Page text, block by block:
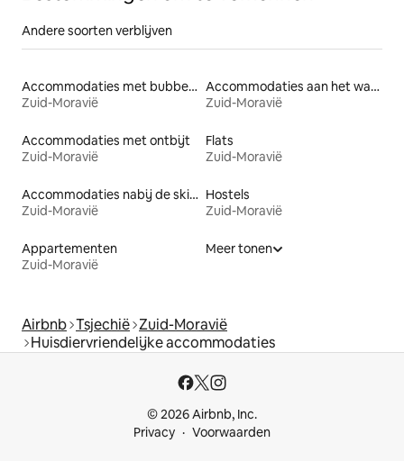
Andere soorten verblijven
Accommodaties met bubbelbad
Zuid-Moravië
Accommodaties aan het water
Zuid-Moravië
Accommodaties met ontbijt
Zuid-Moravië
Flats
Zuid-Moravië
Accommodaties nabij de skipiste
Zuid-Moravië
Hostels
Zuid-Moravië
Appartementen
Zuid-Moravië
Meer tonen
Airbnb Tsjechië Zuid-Moravië
Huisdiervriendelijke accommodaties
© 2026 Airbnb, Inc.
Privacy
Voorwaarden